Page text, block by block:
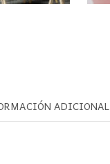
ADICIONAL